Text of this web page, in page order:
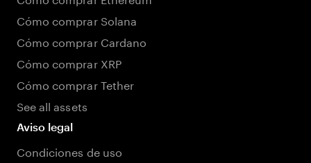
Cómo comprar Solana
Cómo comprar Cardano
Cómo comprar XRP
Cómo comprar Tether
See all assets
Aviso legal
Condiciones de uso